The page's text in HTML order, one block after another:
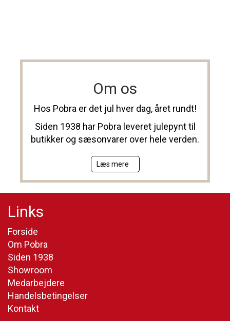
Om os
Hos Pobra er det jul hver dag, året rundt!
Siden 1938 har Pobra leveret julepynt til
butikker og sæsonvarer over hele verden.
Læs mere
Links
Forside
Om Pobra
Siden 1938
Showroom
Medarbejdere
Handelsbetingelser
Kontakt